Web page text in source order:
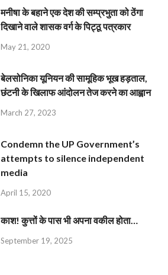
मनीषा के बहाने एक देश की सम्प्रभुता को ठेंगा
दिखाने वाले शासक वर्ग के पिट्ठू पत्रकार
May 21, 2020
बेलसोनिका यूनियन की सामूहिक भूख हड़ताल,
छंटनी के खिलाफ आंदोलन तेज करने का आह्वान
March 27, 2023
Condemn the UP Government’s
attempts to silence independent
media
April 15, 2020
काश! कुत्तों के पास भी अपना वकील होता…
September 19, 2025